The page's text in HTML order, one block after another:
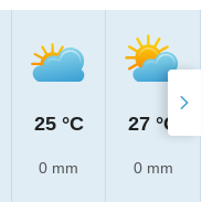
25 °C
0 mm
27 °C
0 mm